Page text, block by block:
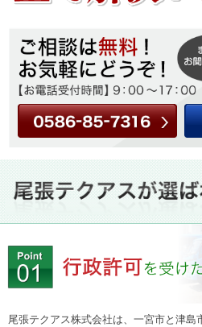
尾張テクアス株式会社は、一宮市と津島